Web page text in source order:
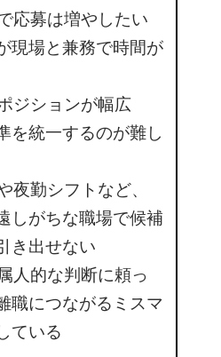
応募は増やしたい
現場と兼務で時間が
ジションが幅広
を統一するのが難し
夜勤シフトなど、
しがちな職場で候補
き出せない
人的な判断に頼っ
職につながるミスマ
ている